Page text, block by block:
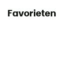
Favorieten